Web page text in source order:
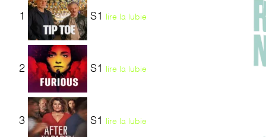
1 S1 lire la lubie
2 S1 lire la lubie
3 S1 lire la lubie